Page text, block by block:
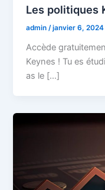
Les politiques
admin/janvier 6, 2024
Accède
Keynes ! Tu es
as le […]